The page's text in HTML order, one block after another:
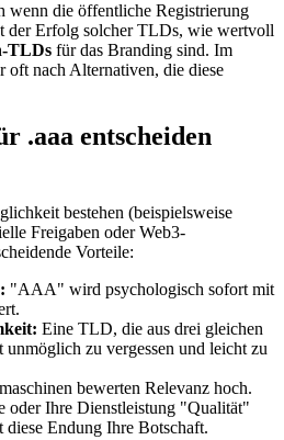
wenn die öffentliche Registrierung
der Erfolg solcher TLDs, wie wertvoll
TLDs für das Branding sind. Im
oft nach Alternativen, die diese
.aaa entscheiden
bestehen (beispielsweise
Freigaben oder Web3-
Vorteile:
"AAA" wird psychologisch sofort mit
Eine TLD, die aus drei gleichen
unmöglich zu vergessen und leicht zu
bewerten Relevanz hoch.
oder Ihre Dienstleistung "Qualität"
Endung Ihre Botschaft.